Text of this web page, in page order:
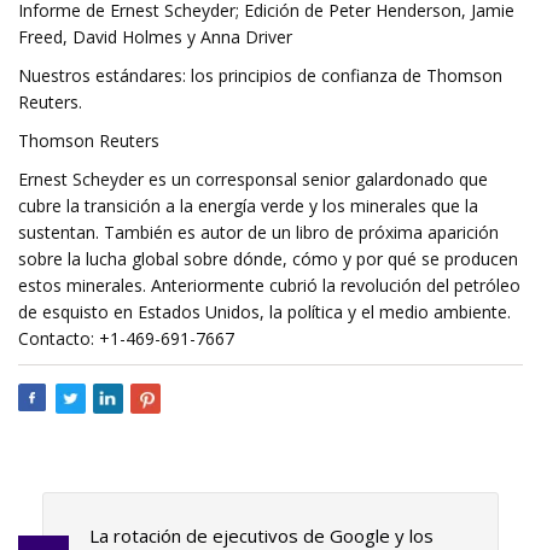
Informe de Ernest Scheyder; Edición de Peter Henderson, Jamie
Freed, David Holmes y Anna Driver
Nuestros estándares: los principios de confianza de Thomson
Reuters.
Thomson Reuters
Ernest Scheyder es un corresponsal senior galardonado que
cubre la transición a la energía verde y los minerales que la
sustentan. También es autor de un libro de próxima aparición
sobre la lucha global sobre dónde, cómo y por qué se producen
estos minerales. Anteriormente cubrió la revolución del petróleo
de esquisto en Estados Unidos, la política y el medio ambiente.
Contacto: +1-469-691-7667
La rotación de ejecutivos de Google y los